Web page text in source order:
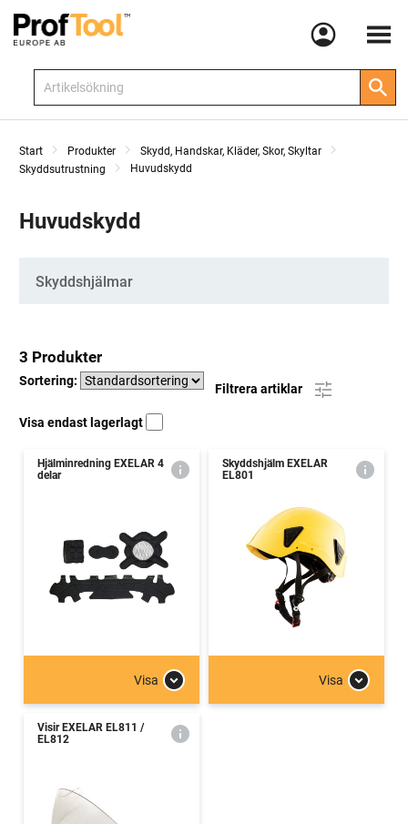
Meny
Start Produkter
Skydd, Handskar, Kläder, Skor, Skyltar
Skyddsutrustning
Huvudskydd
Huvudskydd
Kategorier
Skyddshjälmar
3 Produkter
Sortering:
Filtrera artiklar
Visa endast lagerlagt
Hjälminredning EXELAR 4
delar
Visa
Skyddshjälm EXELAR
EL801
Visa
Visir EXELAR EL811 /
EL812